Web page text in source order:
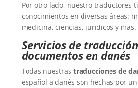
Por otro lado, nuestro traductores
conocimientos en diversas áreas:
medicina, ciencias, jurídicos y más.
Servicios de
documentos en danés
Todas nuestras traducciones de
español a danés son hechas por